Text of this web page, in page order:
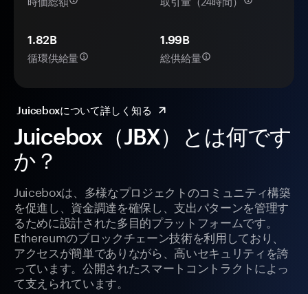
Juicebox（JBX）とは何です
か？
Juiceboxは、多様なプロジェクトのコミュニティ構築
を促進し、資金調達を確保し、支出パターンを管理す
るために設計された多目的プラットフォームです。
Ethereumのブロックチェーン技術を利用しており、
アクセスが簡単でありながら、高いセキュリティを誇
っています。公開されたスマートコントラクトによっ
て支えられています。
1.82B
循環供給量
1.99B
総供給量
Juiceboxについて詳しく知る